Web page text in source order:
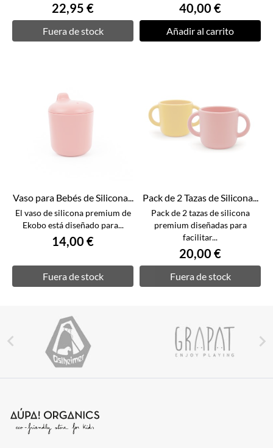
22,95 €
Fuera de stock
40,00 €
Añadir al carrito
Vaso para Bebés de Silicona...
El vaso de silicona premium de
Ekobo está diseñado para...
14,00 €
Fuera de stock
Pack de 2 Tazas de Silicona...
Pack de 2 tazas de silicona
premium diseñadas para
facilitar...
20,00 €
Fuera de stock
 